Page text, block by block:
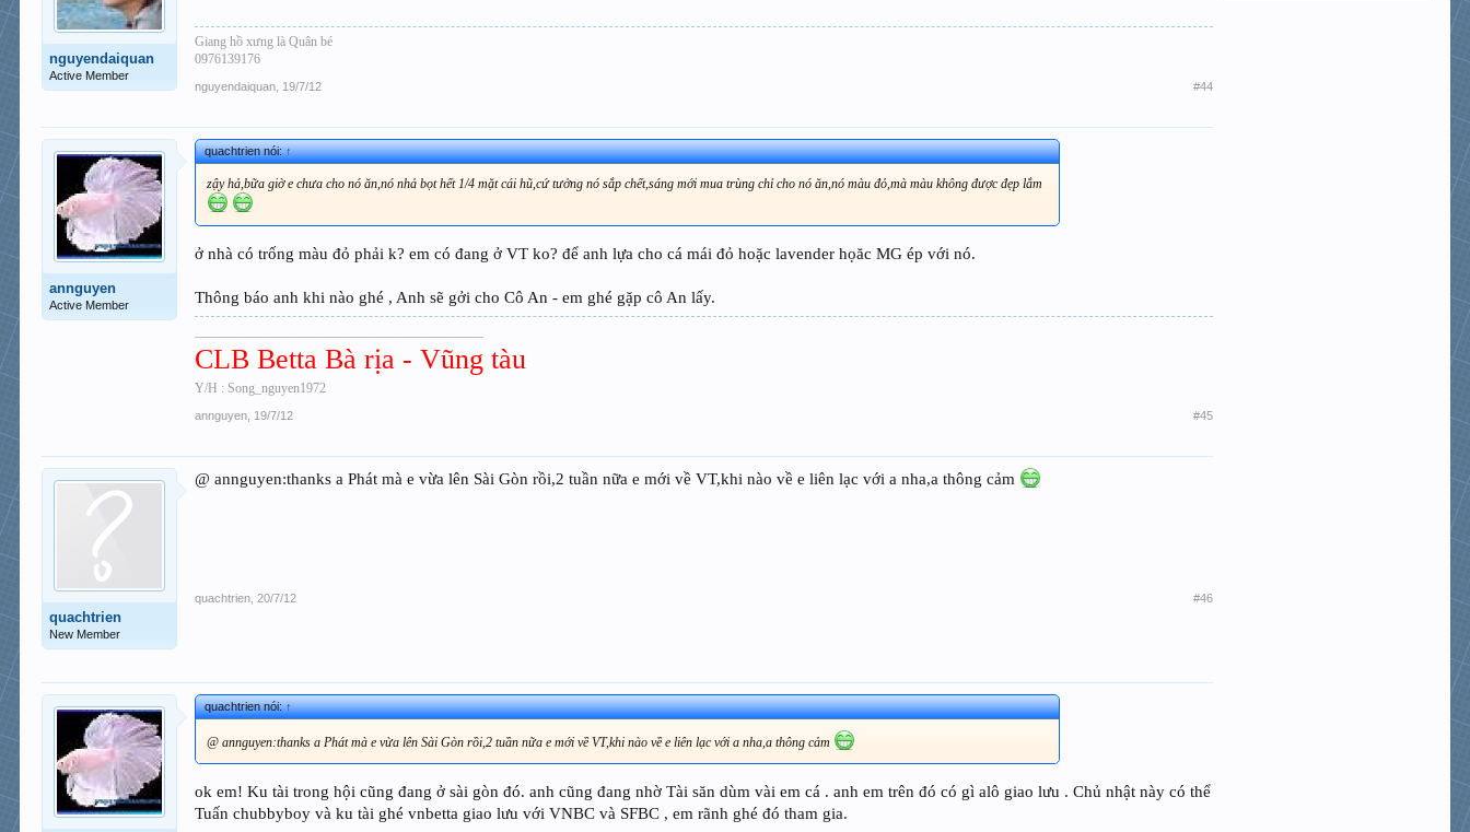
nguyendaiquan
Active Member
Giang hồ xưng là Quân bé
0976139176
nguyendaiquan 19/7/12 #44
annguyen
Active Member
quachtrien nói:↑
zậy hả,bữa giờ e chưa cho nó ăn,nó nhả bọt hết 1/4 mặt cái hũ,cứ tưởng nó sắp chết,sáng mới mua trùng chỉ cho nó ăn,nó màu đỏ,mà màu không được đẹp lắm
ở nhà có trống màu đỏ phải k? em có đang ở VT ko? để anh lựa cho cá mái đỏ hoặc lavender họăc MG ép với nó.
Thông báo anh khi nào ghé , Anh sẽ gởi cho Cô An - em ghé gặp cô An lấy.
CLB Betta Bà rịa - Vũng tàu
Y/H : Song_nguyen1972
annguyen 19/7/12 #45
quachtrien
New Member
@ annguyen:thanks a Phát mà e vừa lên Sài Gòn rồi,2 tuần nữa e mới về VT,khi nào về e liên lạc với a nha,a thông cảm
quachtrien 20/7/12 #46
quachtrien nói:↑
@ annguyen:thanks a Phát mà e vừa lên Sài Gòn rồi,2 tuần nữa e mới về VT,khi nào về e liên lạc với a nha,a thông cảm
ok em! Ku tài trong hội cũng đang ở sài gòn đó. anh cũng đang nhờ Tài săn dùm vài em cá . anh em trên đó có gì alô giao lưu . Chủ nhật này có thể
Tuấn chubbyboy và ku tài ghé vnbetta giao lưu với VNBC và SFBC , em rãnh ghé đó tham gia.